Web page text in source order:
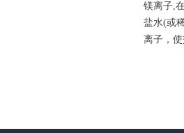
镁离子,
盐水(或
离子，